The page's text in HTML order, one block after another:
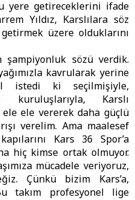
yere getireceklerini ifade
Yıldız, Karslılara söz
üzere olduklarını
şampiyonluk sözü verdik.
kavrularak yerine
istedi ki seçilmişiyle,
kuruluşlarıyla, Karslı
ele ele vererek daha güçlü
verelim. Ama maalesef
Kars 36 Spor’a
hiç kimse ortak olmuyor.
mücadele veriyoruz,
Çünkü bizim Kars’a,
takım profesyonel lige